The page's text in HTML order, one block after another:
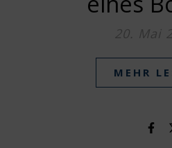
20. Mai
MEHR